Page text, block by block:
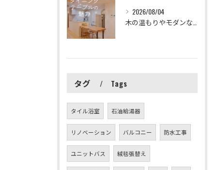
2026/08/04
タグ Tags
タイル浴室 石油給湯器
リノベーション バルコニー 防水工事
ユニットバス 絨毯張替え